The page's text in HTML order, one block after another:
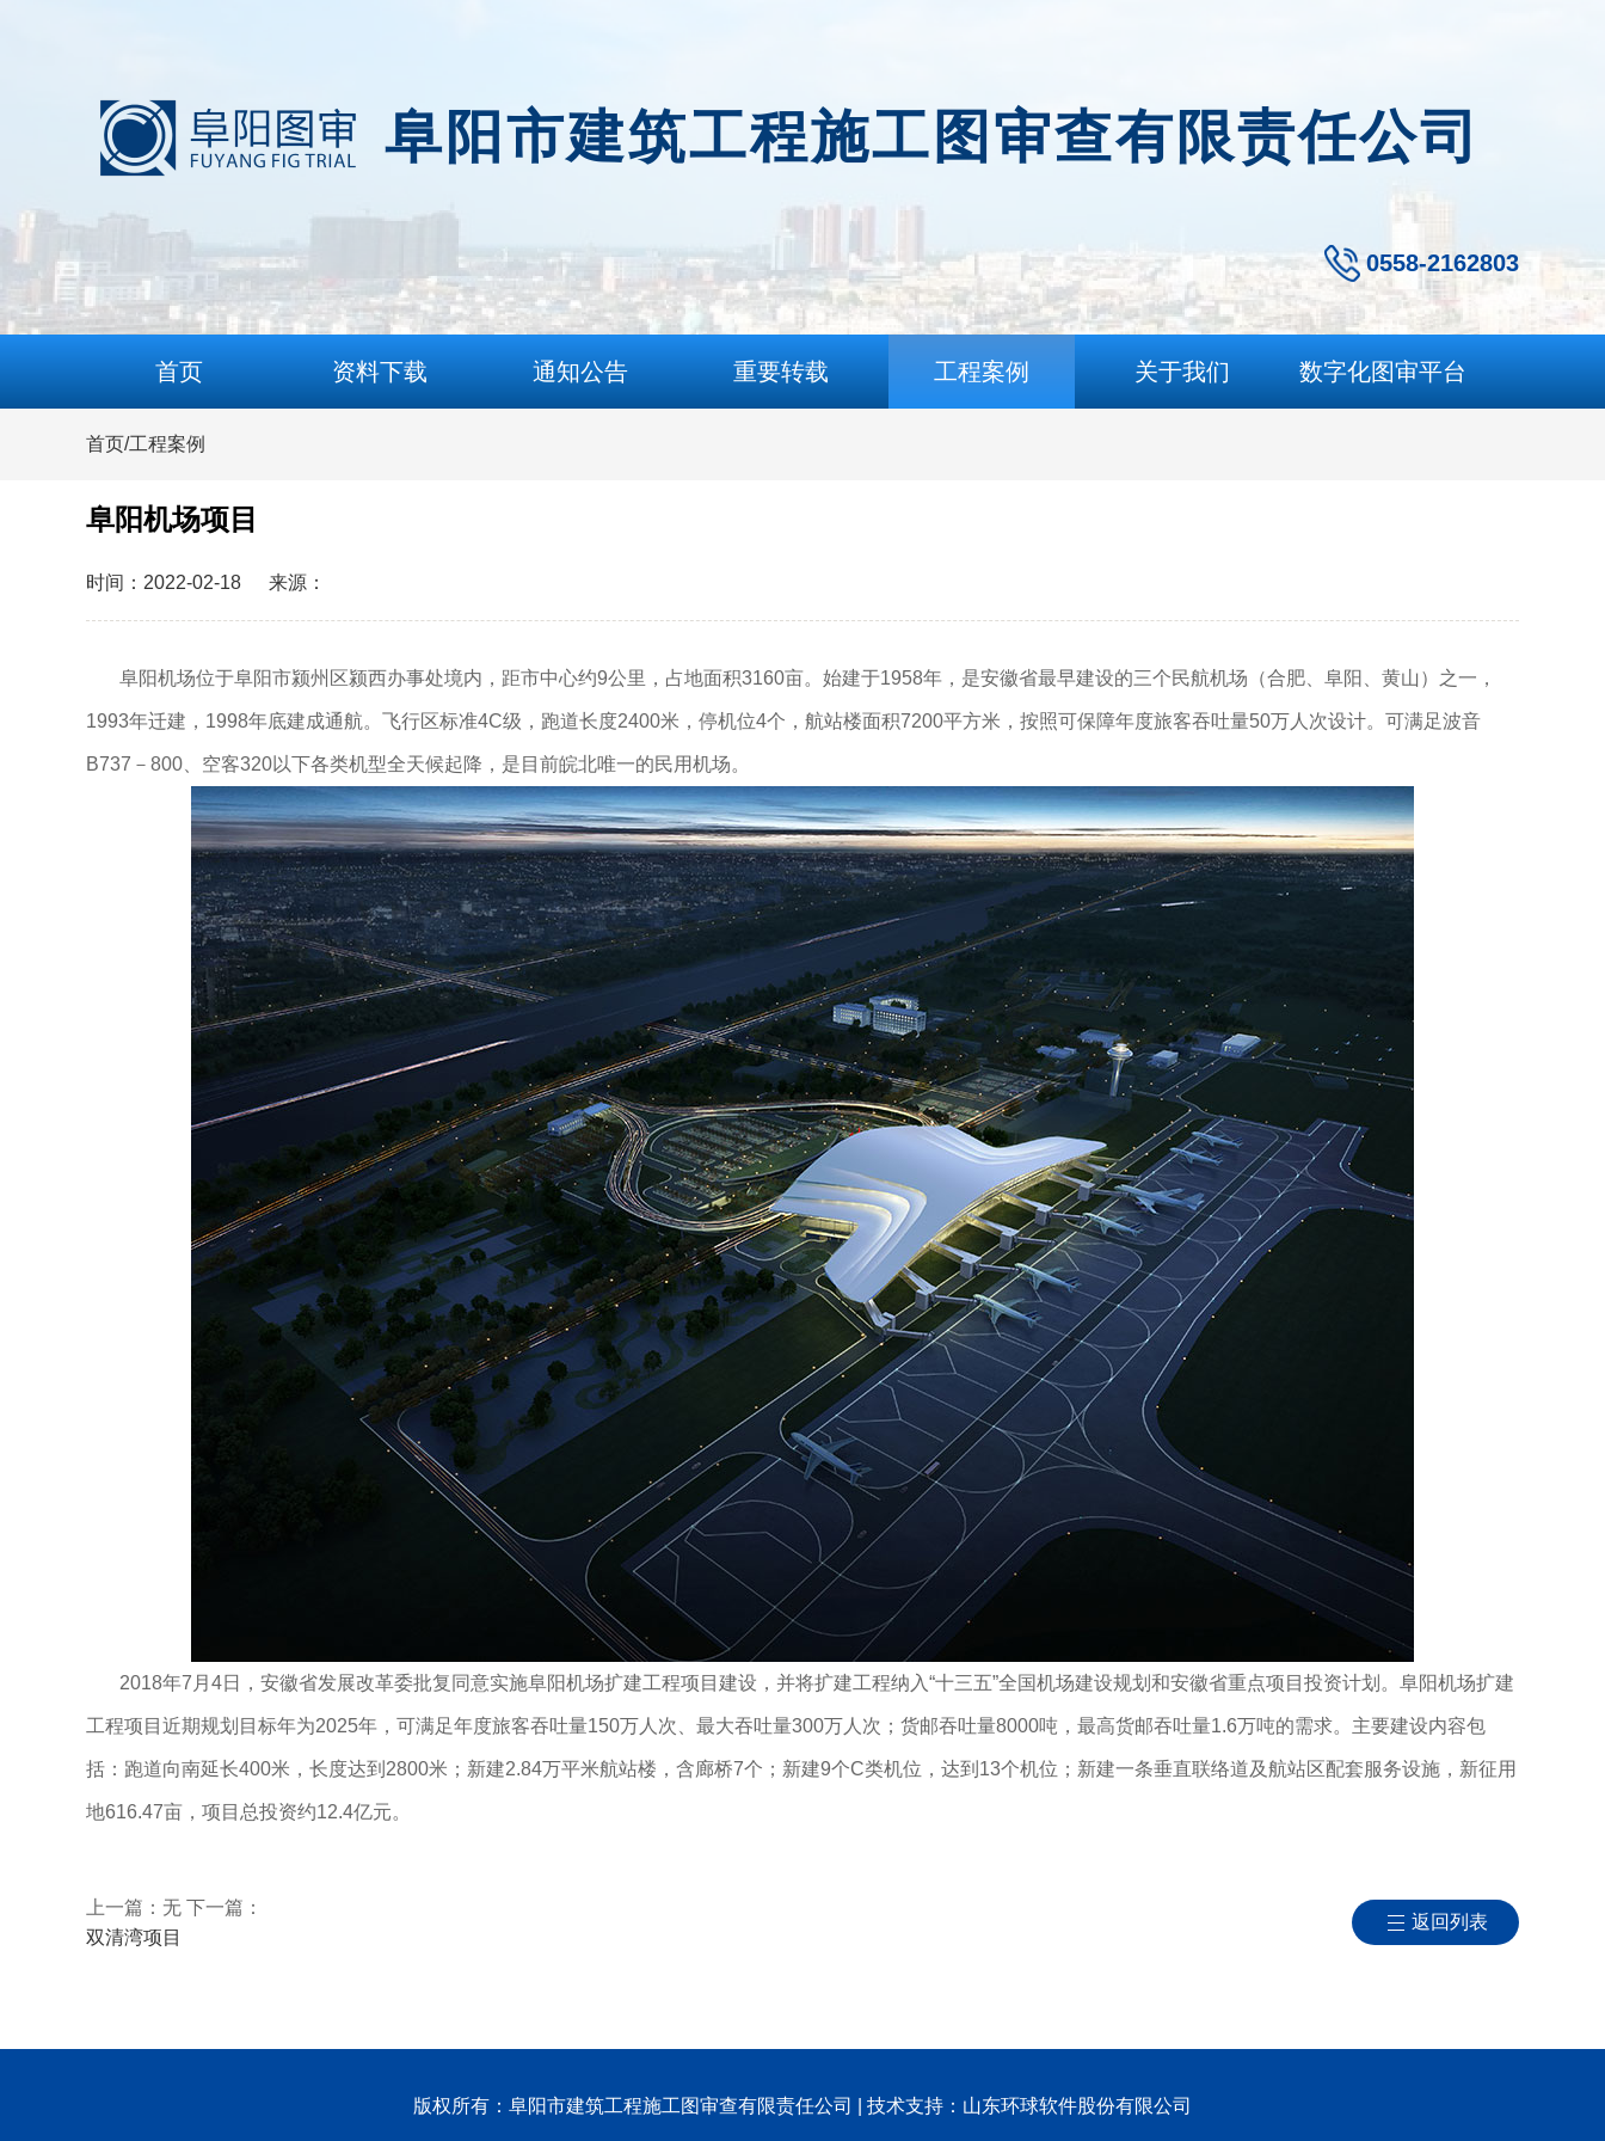
阜阳市建筑工程施工图审查有限责任公司
0558-2162803
首页 资料下载 通知公告 重要转载 工程案例 关于我们 数字化图审平台
首页/工程案例
阜阳机场项目
时间：2022-02-18 来源：
阜阳机场位于阜阳市颍州区颍西办事处境内，距市中心约9公里，占地面积3160亩。始建于1958年，是安徽省最早建设的三个民航机场（合肥、阜阳、黄山）之一，
1993年迁建，1998年底建成通航。飞行区标准4C级，跑道长度2400米，停机位4个，航站楼面积7200平方米，按照可保障年度旅客吞吐量50万人次设计。可满足波音
B737－800、空客320以下各类机型全天候起降，是目前皖北唯一的民用机场。
2018年7月4日，安徽省发展改革委批复同意实施阜阳机场扩建工程项目建设，并将扩建工程纳入“十三五”全国机场建设规划和安徽省重点项目投资计划。阜阳机场扩建
工程项目近期规划目标年为2025年，可满足年度旅客吞吐量150万人次、最大吞吐量300万人次；货邮吞吐量8000吨，最高货邮吞吐量1.6万吨的需求。主要建设内容包
括：跑道向南延长400米，长度达到2800米；新建2.84万平米航站楼，含廊桥7个；新建9个C类机位，达到13个机位；新建一条垂直联络道及航站区配套服务设施，新征用
地616.47亩，项目总投资约12.4亿元。
上一篇：无 下一篇：
双清湾项目
返回列表
版权所有：阜阳市建筑工程施工图审查有限责任公司 | 技术支持：山东环球软件股份有限公司